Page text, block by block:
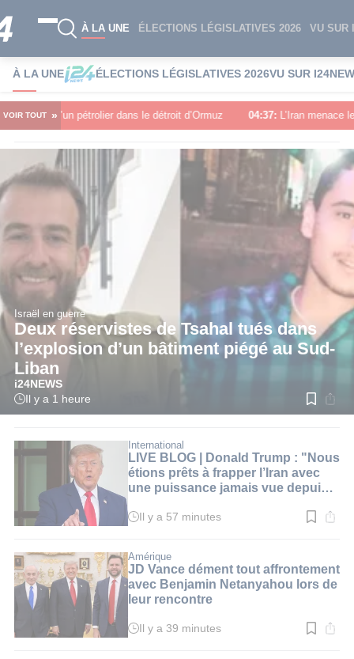
À LA UNE ÉLECTIONS LÉGISLATIVES 2026 VU SUR
À LA UNE ÉLECTIONS LÉGISLATIVES 2026VU SUR
VOIR TOUT »
dans le détroit d’Ormuz 04:37: L’Iran menace les
Israël en guerre
Deux réservistes de Tsahal tués dans
l’explosion d’un bâtiment piégé au Sud-
Liban
i24NEWS
Temps
de
3
min.
Il y a 1 heure
International
LIVE BLOG | Donald Trump : "Nous
étions prêts à frapper l’Iran avec
une puissance jamais vue depuis
Temps
:
1
min.
Il y a 57 minutes
Amérique
JD Vance dément tout affrontement
avec Benjamin Netanyahou lors de
leur rencontre
Temps
Il y a 39 minutes